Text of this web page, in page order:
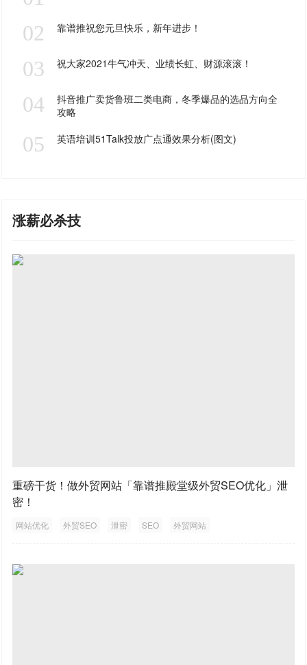
02
靠谱推祝您元旦快乐，新年进步！
03 祝大家2021牛气冲天、业绩长虹、财源滚滚！
04
抖音推广卖货鲁班二类电商，冬季爆品的选品方向全
攻略
05 英语培训51Talk投放广点通效果分析(图文)
涨薪必杀技
重磅干货！做外贸网站「靠谱推殿堂级外贸SEO优化」泄
密！
网站优化 外贸SEO 泄密 SEO 外贸网站